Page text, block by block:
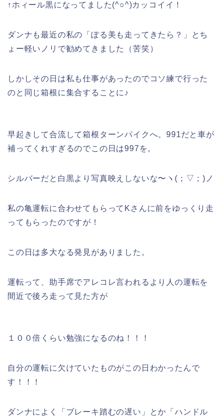
↑ホィール黒になってました(^○^)カッコイイ！
ダンナも最近の私の「ぽる美も走ってきたら？」とち
ょー軽いノリで勧めてきました（苦笑）
しかしその日は私も仕事があったのでコソ練で行った
のと同じ箱根に集合することに♪
早起きして合流して箱根ターンパイクへ。991だと車が
補ってくれすぎるのでこの日は997を。
シルバーだと白黒より写真映えしないな〜ヽ(；▽；)ノ
私の亀運転に合わせてもらってKさんに前をゆっくり走
ってもらったのですが！
この日は多大なる発見がありました。
運転って、助手席でアレコレ言われるより人の運転を
間近で後ろ走って見た方が
１００倍くらい勉強になるのね！！！
自分の運転に欠けていたものがこの日わかったんで
す！！！
ダンナによく「ブレーキ踏むの遅い」とか「ハンドル